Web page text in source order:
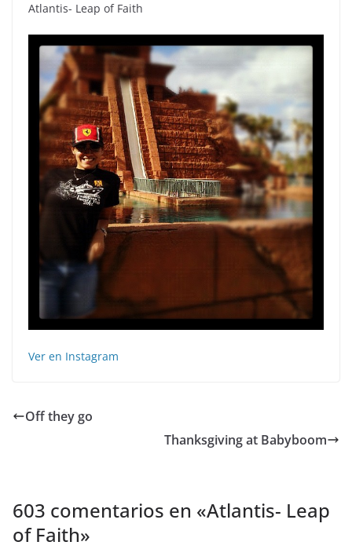
Atlantis- Leap of Faith
Ver en Instagram
Off they go
Thanksgiving at Babyboom
603 comentarios en «Atlantis- Leap
of Faith»